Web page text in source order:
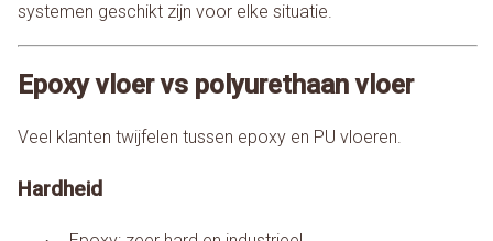
systemen geschikt zijn voor elke situatie.
Epoxy vloer vs polyurethaan vloer
Veel klanten twijfelen tussen epoxy en PU vloeren.
Hardheid